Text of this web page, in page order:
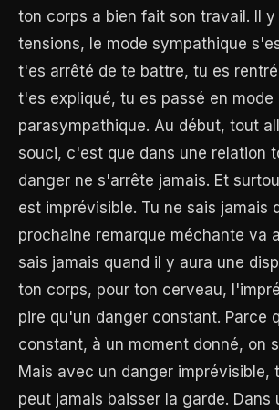
ton corps a bien fait son travail. Il y
tensions, le mode sympathique
t'es arrêté de te battre, tu es
t'es expliqué, tu es passé en mode
parasympathique. Au début, tout
souci, c'est que dans une relation
danger ne s'arrête jamais. Et
est imprévisible. Tu ne sais jamais
prochaine remarque méchante va
sais jamais quand il y aura une
ton corps, pour ton cerveau,
pire qu'un danger constant. Parce
constant, à un moment donné, on
Mais avec un danger imprévisible,
peut jamais baisser la garde. Dans